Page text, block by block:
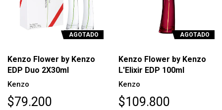
AGOTADO
Kenzo Flower by Kenzo
EDP Duo 2X30ml
Kenzo
$79.200
AGOTADO
Kenzo Flower by Kenzo
L'Elixir EDP 100ml
Kenzo
$109.800